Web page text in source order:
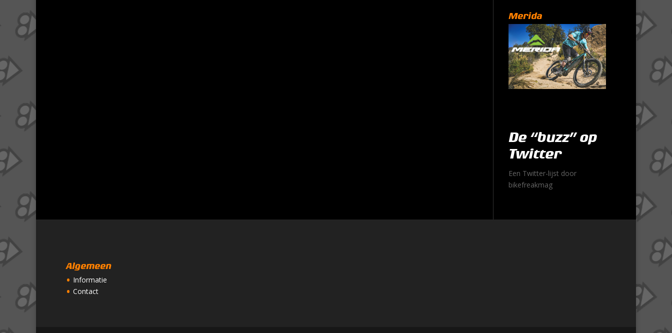
Merida
De “buzz” op
Twitter
Een Twitter-lijst door
bikefreakmag
Algemeen
Informatie
Contact